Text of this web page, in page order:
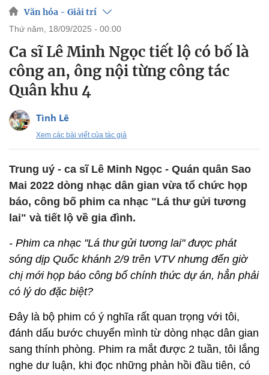
Văn hóa - Giải trí
thứ năm, 18/09/2025 - 00:00
Ca sĩ Lê Minh Ngọc tiết lộ có bố là
công an, ông nội từng công tác
Quân khu 4
Tình Lê
Xem các bài viết của tác giả
Trung uý - ca sĩ Lê Minh Ngọc - Quán quân Sao
Mai 2022 dòng nhạc dân gian vừa tổ chức họp
báo, công bố phim ca nhạc "Lá thư gửi tương
lai" và tiết lộ về gia đình.
- Phim ca nhạc "Lá thư gửi tương lai" được phát
sóng dịp Quốc khánh 2/9 trên VTV nhưng đến giờ
chị mới họp báo công bố chính thức dự án, hẳn phải
có lý do đặc biệt?
Đây là bộ phim có ý nghĩa rất quan trọng với tôi,
đánh dấu bước chuyển mình từ dòng nhạc dân gian
sang thính phòng. Phim ra mắt được 2 tuần, tôi lắng
nghe dư luận, khi đọc những phản hồi đầu tiên, có